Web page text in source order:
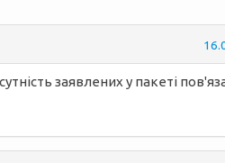
заявлених у пакеті